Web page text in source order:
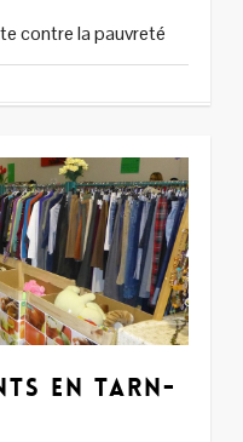
contre la pauvreté
en Tarn-